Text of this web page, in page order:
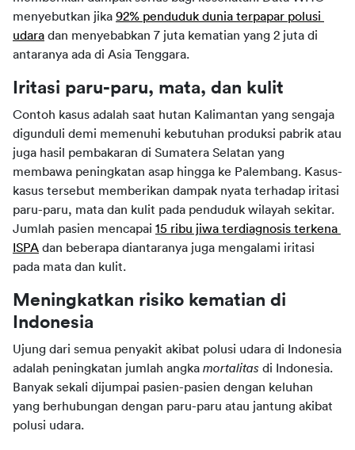
menyebutkan jika 92% penduduk dunia terpapar polusi
udara dan menyebabkan 7 juta kematian yang 2 juta di
antaranya ada di Asia Tenggara.
Iritasi paru-paru, mata, dan kulit
Contoh kasus adalah saat hutan Kalimantan yang sengaja
digunduli demi memenuhi kebutuhan produksi pabrik atau
juga hasil pembakaran di Sumatera Selatan yang
membawa peningkatan asap hingga ke Palembang. Kasus-
kasus tersebut memberikan dampak nyata terhadap iritasi
paru-paru, mata dan kulit pada penduduk wilayah sekitar.
Jumlah pasien mencapai 15 ribu jiwa terdiagnosis terkena
ISPA dan beberapa diantaranya juga mengalami iritasi
pada mata dan kulit.
Meningkatkan risiko kematian di
Indonesia
Ujung dari semua penyakit akibat polusi udara di Indonesia
adalah peningkatan jumlah angka mortalitas di Indonesia.
Banyak sekali dijumpai pasien-pasien dengan keluhan
yang berhubungan dengan paru-paru atau jantung akibat
polusi udara.